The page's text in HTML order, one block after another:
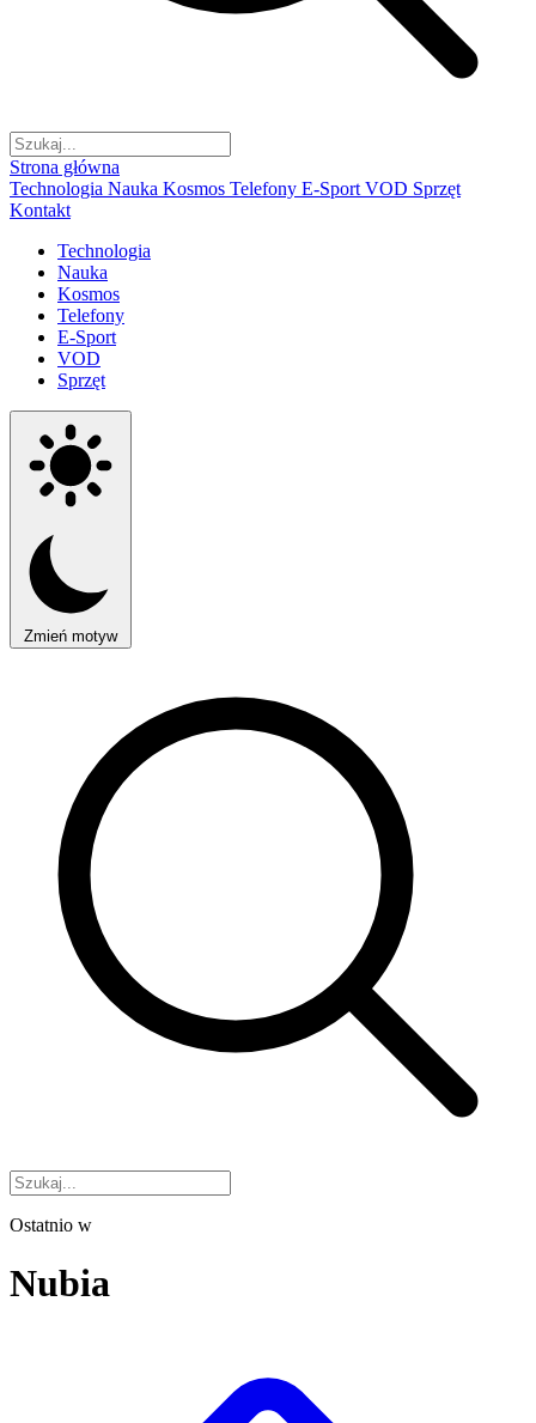
Strona główna
Technologia Nauka Kosmos Telefony E-Sport VOD Sprzęt
Kontakt
Technologia
Nauka
Kosmos
Telefony
E-Sport
VOD
Sprzęt
Zmień motyw
Ostatnio w
Nubia